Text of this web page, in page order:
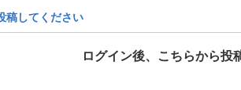
稿してください
ログイン後、こちらから投